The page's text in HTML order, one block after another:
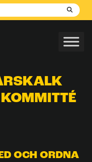
KOMMITTÉ
OCH ORDNA